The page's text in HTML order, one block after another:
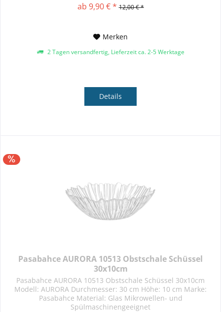
ab 9,90 € * 12,00 € *
Merken
2 Tagen versandfertig, Lieferzeit ca. 2-5 Werktage
Details
Pasabahce AURORA 10513 Obstschale Schüssel
30x10cm
Pasabahce AURORA 10513 Obstschale Schüssel 30x10cm
Modell: AURORA Durchmesser: 30 cm Höhe: 10 cm Marke:
Pasabahce Material: Glas Mikrowellen- und
Spülmaschinengeeignet